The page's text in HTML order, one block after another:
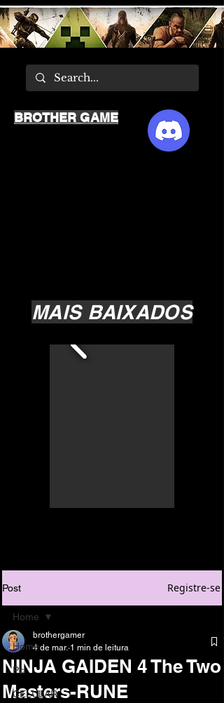
MAIS BAIXADOS
BROTHER GAME
Post Registre-se
Home
Pc
CELULAR
Home
NINJA GAIDEN 4 The Two
Masters-RUNE
brothergamer
4 de mar. 1 min de leitura